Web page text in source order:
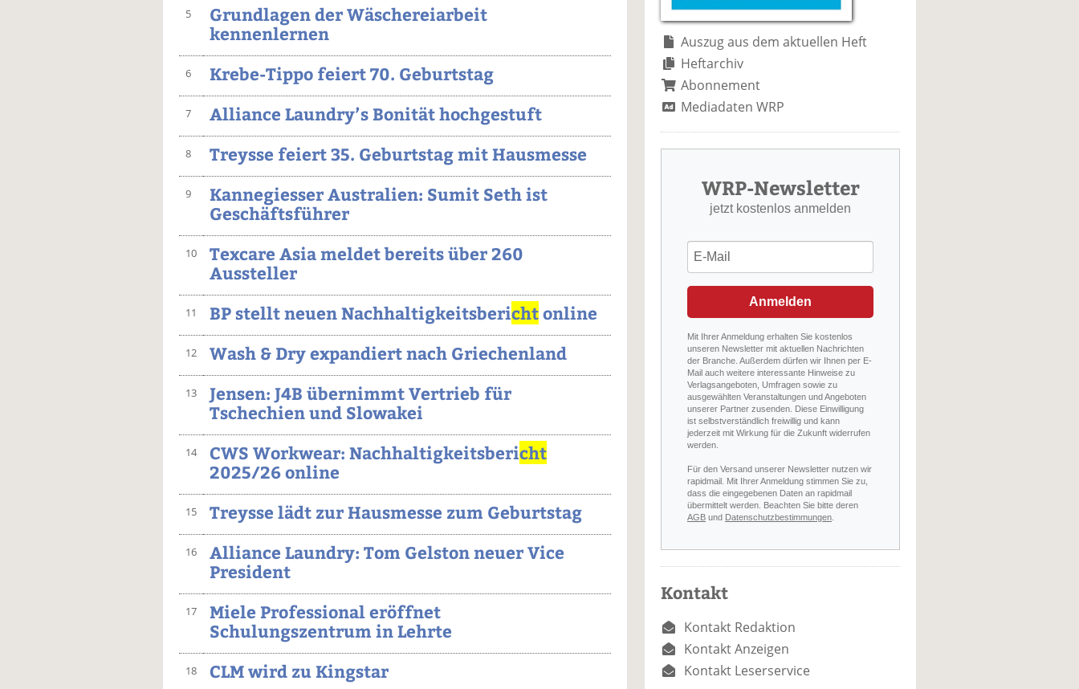
5
Grundlagen der Wäschereiarbeit
kennenlernen
6 Krebe-Tippo feiert 70. Geburtstag
7 Alliance Laundry’s Bonität hochgestuft
8 Treysse feiert 35. Geburtstag mit Hausmesse
9
Kannegiesser Australien: Sumit Seth ist
Geschäftsführer
10
Texcare Asia meldet bereits über 260
Aussteller
11 BP stellt neuen Nachhaltigkeitsberichtonline
12 Wash & Dry expandiert nach Griechenland
13
Jensen: J4B übernimmt Vertrieb für
Tschechien und Slowakei
14 CWS Workwear: Nachhaltigkeitsbericht
2025/26 online
15 Treysse lädt zur Hausmesse zum Geburtstag
16
Alliance Laundry: Tom Gelston neuer Vice
President
17
Miele Professional eröffnet
Schulungszentrum in Lehrte
18 CLM wird zu Kingstar
Auszug aus dem aktuellen Heft
Heftarchiv
Abonnement
Mediadaten WRP
WRP-Newsletter
jetzt kostenlos anmelden
Anmelden
Mit Ihrer Anmeldung erhalten Sie kostenlos
unseren Newsletter mit aktuellen Nachrichten
der Branche. Außerdem dürfen wir Ihnen per E-
Mail auch weitere interessante Hinweise zu
Verlagsangeboten, Umfragen sowie zu
ausgewählten Veranstaltungen und Angeboten
unserer Partner zusenden. Diese Einwilligung
ist selbstverständlich freiwillig und kann
jederzeit mit Wirkung für die Zukunft widerrufen
werden.
Für den Versand unserer Newsletter nutzen wir
rapidmail. Mit Ihrer Anmeldung stimmen Sie zu,
dass die eingegebenen Daten an rapidmail
übermittelt werden. Beachten Sie bitte deren
AGB und Datenschutzbestimmungen
Kontakt
Kontakt Redaktion
Kontakt Anzeigen
Kontakt Leserservice